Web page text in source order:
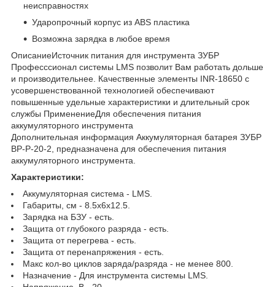
неисправностях
Ударопрочный корпус из ABS пластика
Возможна зарядка в любое время
ОписаниеИсточник питания для инструмента ЗУБР
Професссионал системы LMS позволит Вам работать дольше
и производительнее. Качественные элементы INR-18650 с
усовершенствованной технологией обеспечивают
повышенные удельные характеристики и длительный срок
службы ПрименениеДля обеспечения питания
аккумуляторного инструмента
Дополнительная информация Аккумуляторная батарея ЗУБР
BP-P-20-2, предназначена для обеспечения питания
аккумуляторного инструмента.
Характеристики:
Аккумуляторная система - LMS.
Габариты, см - 8.5х6х12.5.
Зарядка на БЗУ - есть.
Защита от глубокого разряда - есть.
Защита от перегрева - есть.
Защита от перенапряжения - есть.
Макс кол-во циклов заряда/разряда - не менее 800.
Назначение - Для инструмента системы LMS.